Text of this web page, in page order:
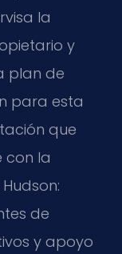
la
y
plan de
para esta
que
con la
de
y apoyo